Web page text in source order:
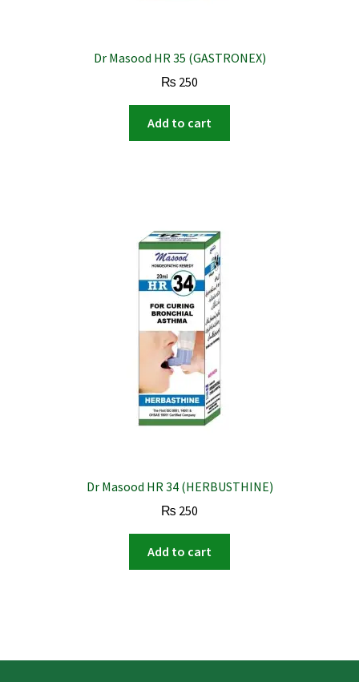
Dr Masood HR 35 (GASTRONEX)
₨ 250
Add to cart
Dr Masood HR 34 (HERBUSTHINE)
₨ 250
Add to cart